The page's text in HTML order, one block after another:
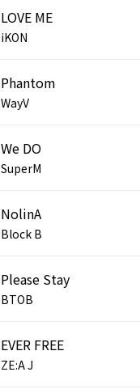
LOVE ME
iKON
Phantom
WayV
We DO
SuperM
NolinA
Block B
Please Stay
BTOB
EVER FREE
ZE:A J